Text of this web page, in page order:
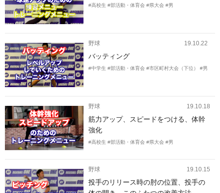
#高校生 #部活動・体育会 #県大会 #男
野球 19.10.22
バッティング
#中学生 #部活動・体育会 #市区町村大会（下位） #男
野球 19.10.18
筋力アップ、スピードをつける、体幹
強化
#高校生 #部活動・体育会 #県大会 #男
野球 19.10.15
投手のリリース時の肘の位置、投手の